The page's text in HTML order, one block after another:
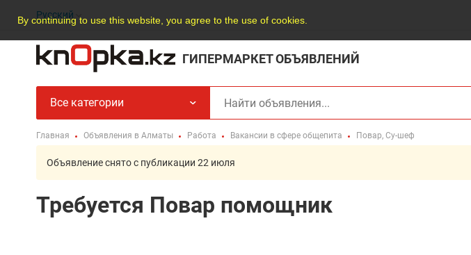
By continuing to use this website, you agree to the use of cookies.
Русский
ГИПЕРМАРКЕТ ОБЪЯВЛЕНИЙ
Все категории
Главная Объявления в Алматы Работа Вакансии в сфере общепита Повар, Су-шеф
Объявление снято с публикации 22 июля
Требуется Повар помощник